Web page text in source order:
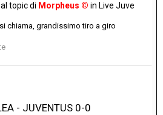
topic di Morpheus © in Live Juve
chiama, grandissimo tiro a giro
- JUVENTUS 0-0